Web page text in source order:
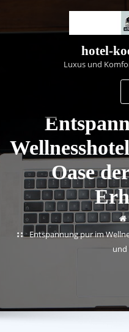
content
hotel-
Luxus und
Oase
Entspannung pur im
und